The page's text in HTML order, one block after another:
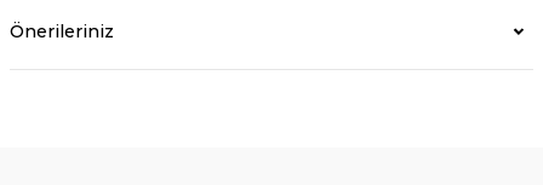
Önerileriniz